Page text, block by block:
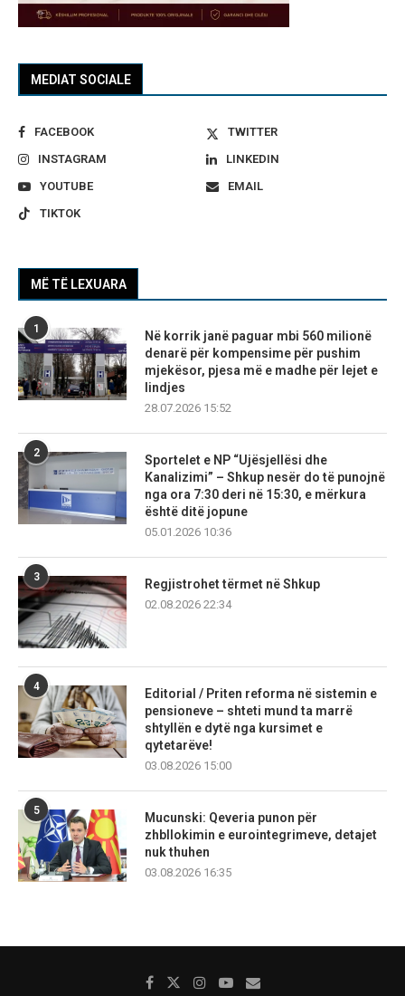
MEDIAT SOCIALE
FACEBOOK
TWITTER
INSTAGRAM
LINKEDIN
YOUTUBE
EMAIL
TIKTOK
MË TË LEXUARA
1
Në korrik janë paguar mbi 560 milionë
denarë për kompensime për pushim
mjekësor, pjesa më e madhe për lejet e
lindjes
28.07.2026 15:52
2
Sportelet e NP “Ujësjellësi dhe
Kanalizimi” – Shkup nesër do të punojnë
nga ora 7:30 deri në 15:30, e mërkura
është ditë jopune
05.01.2026 10:36
3
Regjistrohet tërmet në Shkup
02.08.2026 22:34
4
Editorial / Priten reforma në sistemin e
pensioneve – shteti mund ta marrë
shtyllën e dytë nga kursimet e
qytetarëve!
03.08.2026 15:00
5
Mucunski: Qeveria punon për
zhbllokimin e eurointegrimeve, detajet
nuk thuhen
03.08.2026 16:35